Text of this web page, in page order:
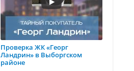
Проверка ЖК «Георг
Ландрин» в Выборгском
районе